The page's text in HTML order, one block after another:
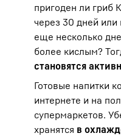
пригоден ли гриб
через 30 дней
еще несколько
более кислым?
становятся
Готовые напитки
интернете и на
супермаркетов.
хранятся в